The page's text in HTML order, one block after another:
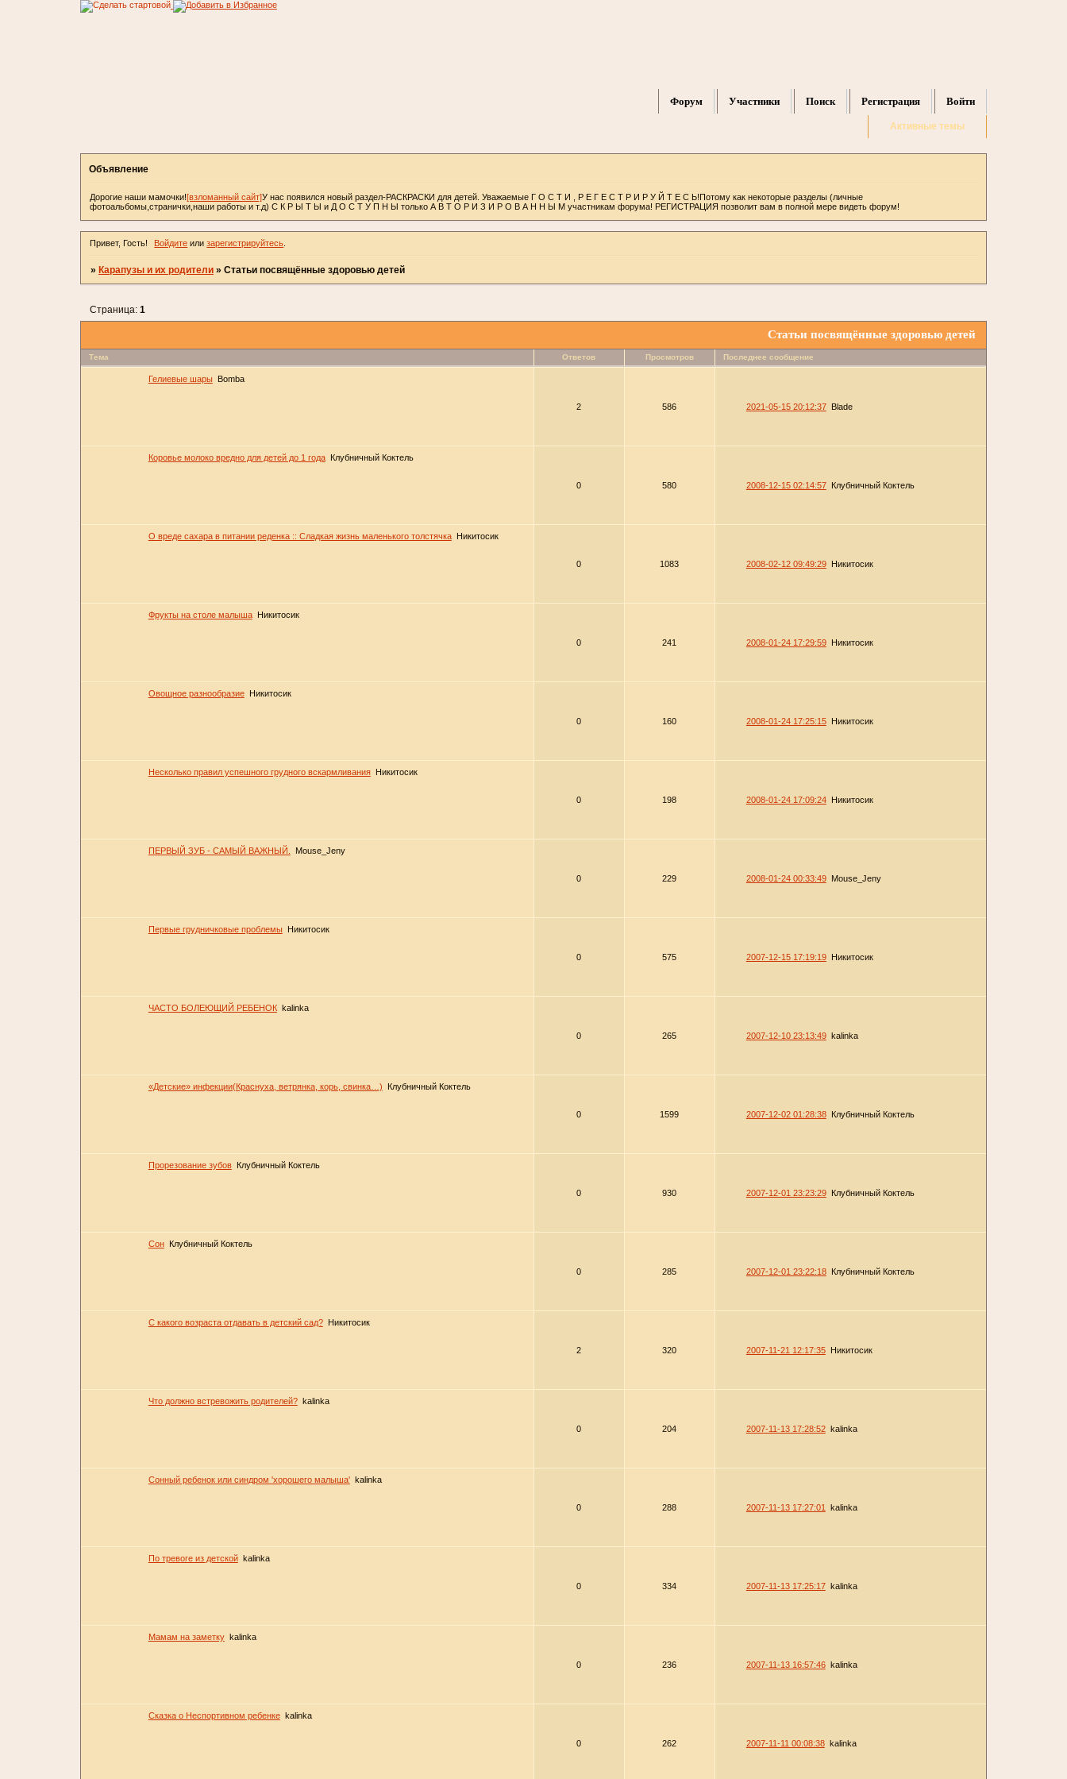
Форум Участники Поиск Регистрация Войти
Активные темы
Объявление
Дорогие наши мамочки![взломанный сайт]У нас появился новый раздел-РАСКРАСКИ для детей. Уважаемые Г О С Т И , Р Е Г Е С Т Р И Р У Й Т Е С Ь!Потому как некоторые разделы (личные
фотоальбомы,странички,наши работы и т.д) С К Р Ы Т Ы и Д О С Т У П Н Ы только А В Т О Р И З И Р О В А Н Н Ы М участникам форума! РЕГИСТРАЦИЯ позволит вам в полной мере видеть форум!
Привет, Гость! Войдите илизарегистрируйтесь
» Карапузы и их родители » Статьи посвящённые здоровью детей
Статьи посвящённые здоровью детей
Страница: 1
Тема Ответов Просмотров Последнее сообщение
Гелиевые шары Bomba
2 586 2021-05-15 20:12:37 Blade
Коровье молоко вредно для детей до 1 года Клубничный Коктель
0 580 2008-12-15 02:14:57 Клубничный Коктель
О вреде сахара в питании реденка :: Сладкая жизнь маленького толстячка Никитосик
0 1083 2008-02-12 09:49:29 Никитосик
Фрукты на столе малыша Никитосик
0 241 2008-01-24 17:29:59 Никитосик
Овощное разнообразие Никитосик
0 160 2008-01-24 17:25:15 Никитосик
Несколько правил успешного грудного вскармливания Никитосик
0 198 2008-01-24 17:09:24 Никитосик
ПЕРВЫЙ ЗУБ - САМЫЙ ВАЖНЫЙ. Mouse_Jeny
0 229 2008-01-24 00:33:49 Mouse_Jeny
Первые грудничковые проблемы Никитосик
0 575 2007-12-15 17:19:19 Никитосик
ЧАСТО БОЛЕЮЩИЙ РЕБЕНОК kalinka
0 265 2007-12-10 23:13:49 kalinka
«Детские» инфекции(Краснуха, ветрянка, корь, свинка…) Клубничный Коктель
0 1599 2007-12-02 01:28:38 Клубничный Коктель
Прорезование зубов Клубничный Коктель
0 930 2007-12-01 23:23:29 Клубничный Коктель
Сон Клубничный Коктель
0 285 2007-12-01 23:22:18 Клубничный Коктель
С какого возраста отдавать в детский сад? Никитосик
2 320 2007-11-21 12:17:35 Никитосик
Что должно встревожить родителей? kalinka
0 204 2007-11-13 17:28:52 kalinka
Сонный ребенок или синдром 'хорошего малыша' kalinka
0 288 2007-11-13 17:27:01 kalinka
По тревоге из детской kalinka
0 334 2007-11-13 17:25:17 kalinka
Мамам на заметку kalinka
0 236 2007-11-13 16:57:46 kalinka
Сказка о Неспортивном ребенке kalinka
0 262 2007-11-11 00:08:38 kalinka